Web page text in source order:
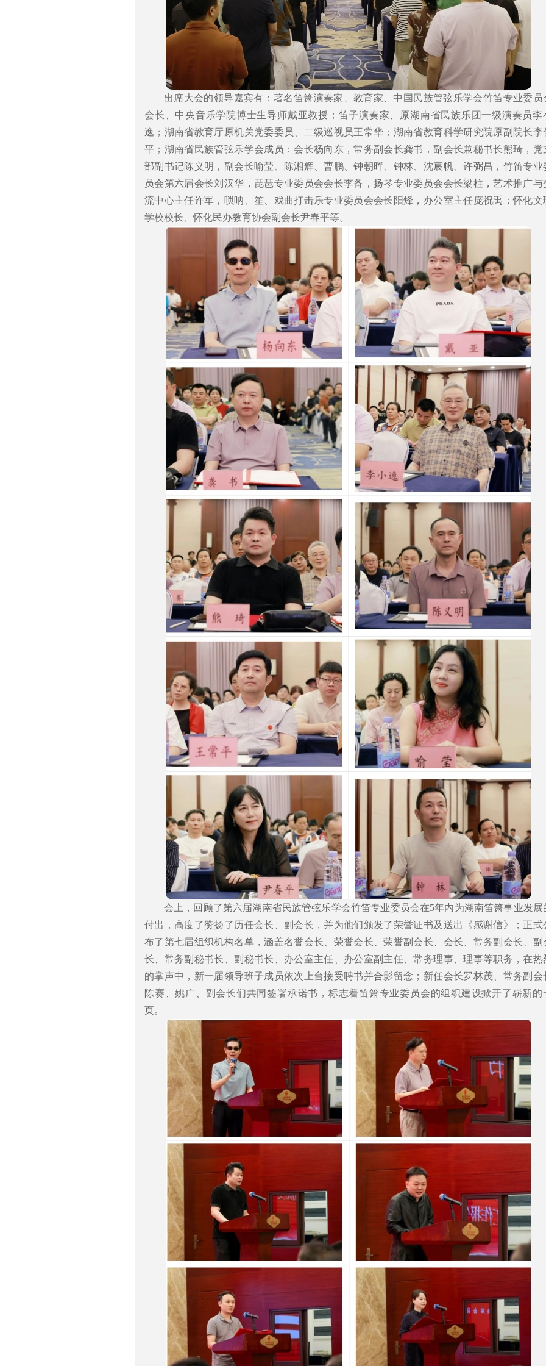
出席大会的领导嘉宾有：著名笛箫演奏家、教育家、中国民族管弦乐学会竹笛专业委员
会长、中央音乐学院博士生导师戴亚教授；笛子演奏家、原湖南省民族乐团一级演奏员李
逸；‌湖南省教育厅原机关党委委员、二级巡视员王常华；湖南省教育科学研究院原副院长李
平；湖南省民族管弦乐学会成员：会长杨向东，常务副会长龚书，副会长兼秘书长熊琦，党
部副书记陈义明，副会长喻莹、陈湘辉、曹鹏、钟朝晖、钟林、沈宸帆、许弼昌，竹笛专业
员会第六届会长刘汉华，琵琶专业委员会会长李备，扬琴专业委员会会长梁柱，艺术推广与
流中心主任许军，唢呐、笙、戏曲打击乐专业委员会会长阳烽，办公室主任庞祝禹；怀化文
学校校长、怀化民办教育协会副会长尹春平等。
会上，回顾了第六届湖南省民族管弦乐学会竹笛专业委员会在5年内为湖南笛箫事业发展
付出，高度了赞扬了历任会长、副会长，并为他们颁发了荣誉证书及送出《感谢信》；正式
布了第七届组织机构名单，涵盖名誉会长、荣誉会长、荣誉副会长、会长、常务副会长、副
长、常务副秘书长、副秘书长、办公室主任、办公室副主任、常务理事、理事等职务，在热
的掌声中，新一届领导班子成员依次上台接受聘书并合影留念；新任会长罗林茂、常务副会
陈赛、姚广、副会长们共同签署承诺书，标志着笛箫专业委员会的组织建设掀开了崭新的
页。